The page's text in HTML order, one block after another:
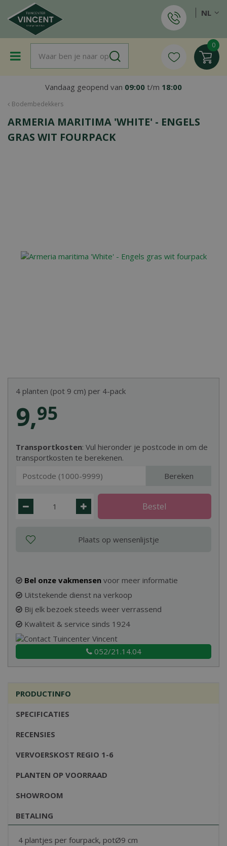
a
Bodembedekkers
Vandaag geopend van 09:00 t/m 18:00
NL
ARMERIA MARITIMA 'WHITE' - ENGELS
GRAS WIT FOURPACK
Transportkosten: Vul hieronder je postcode in om de
transportkosten te berekenen.
Bereken
9,95
4 planten (pot 9 cm) per 4-pack
Bel onze vakmensen voor meer informatie
Uitstekende dienst na verkoop
Bij elk bezoek steeds weer verrassend
Kwaliteit & service sinds 1924
052/21.14.04
PRODUCTINFO
SPECIFICATIES
RECENSIES
VERVOERSKOST REGIO 1-6
PLANTEN OP VOORRAAD
SHOWROOM
BETALING
4 plantjes per fourpack, potØ9 cm